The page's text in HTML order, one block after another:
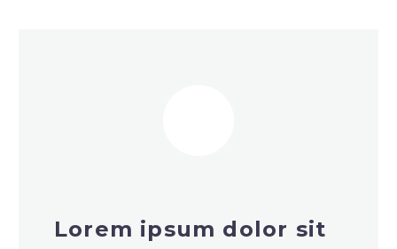
Lorem ipsum dolor sit